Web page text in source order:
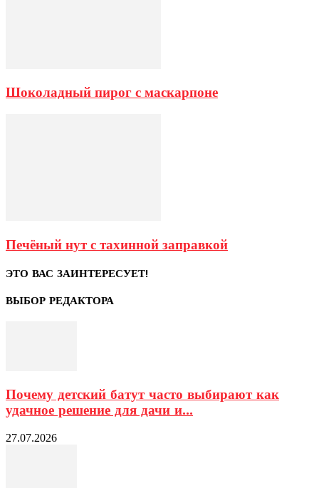
Шоколадный пирог с маскарпоне
Печёный нут с тахинной заправкой
ЭТО ВАС ЗАИНТЕРЕСУЕТ!
ВЫБОР РЕДАКТОРА
Почему детский батут часто выбирают как
удачное решение для дачи и...
27.07.2026